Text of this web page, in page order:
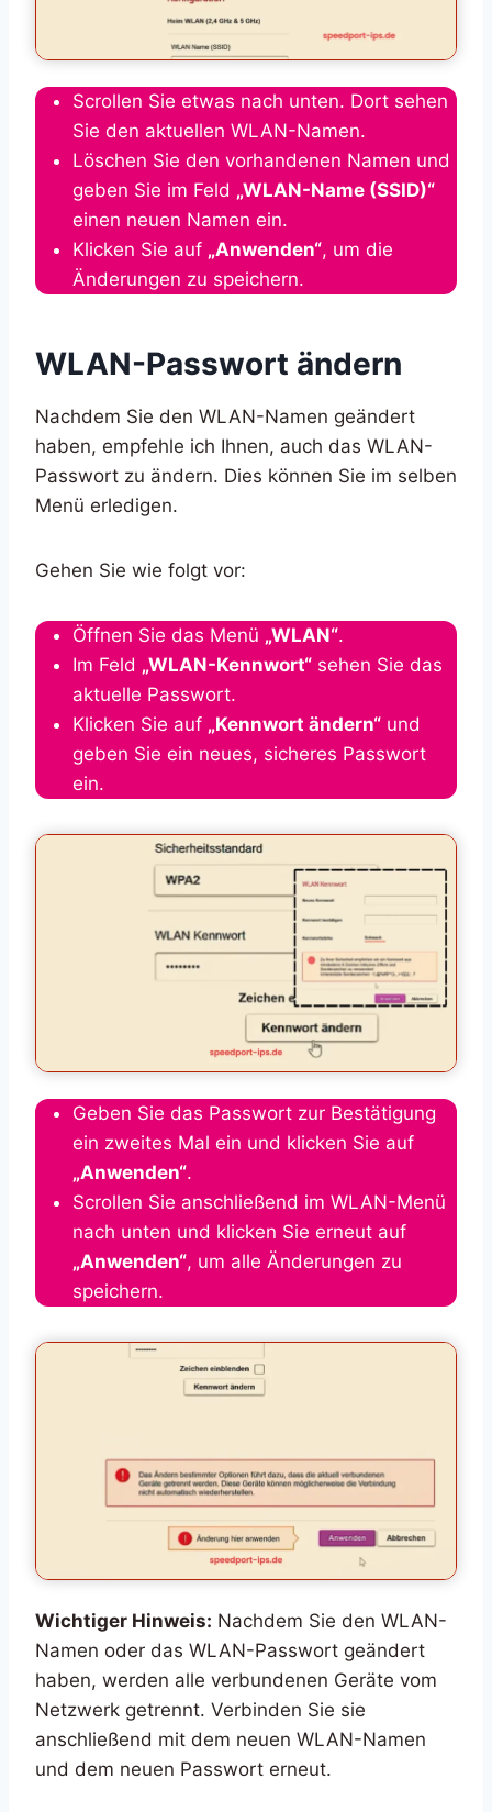
Scrollen Sie etwas nach unten. Dort sehen
Sie den aktuellen WLAN-Namen.
Löschen Sie den vorhandenen Namen und
geben Sie im Feld „WLAN-Name (SSID)“
einen neuen Namen ein.
Klicken Sie auf „Anwenden“, um die
Änderungen zu speichern.
WLAN-Passwort ändern
Nachdem Sie den WLAN-Namen geändert
haben, empfehle ich Ihnen, auch das WLAN-
Passwort zu ändern. Dies können Sie im selben
Menü erledigen.
Gehen Sie wie folgt vor:
Öffnen Sie das Menü „WLAN“.
Im Feld „WLAN-Kennwort“ sehen Sie das
aktuelle Passwort.
Klicken Sie auf „Kennwort ändern“ und
geben Sie ein neues, sicheres Passwort
ein.
Geben Sie das Passwort zur Bestätigung
ein zweites Mal ein und klicken Sie auf
„Anwenden“.
Scrollen Sie anschließend im WLAN-Menü
nach unten und klicken Sie erneut auf
„Anwenden“, um alle Änderungen zu
speichern.
Wichtiger Hinweis: Nachdem Sie den WLAN-
Namen oder das WLAN-Passwort geändert
haben, werden alle verbundenen Geräte vom
Netzwerk getrennt. Verbinden Sie sie
anschließend mit dem neuen WLAN-Namen
und dem neuen Passwort erneut.